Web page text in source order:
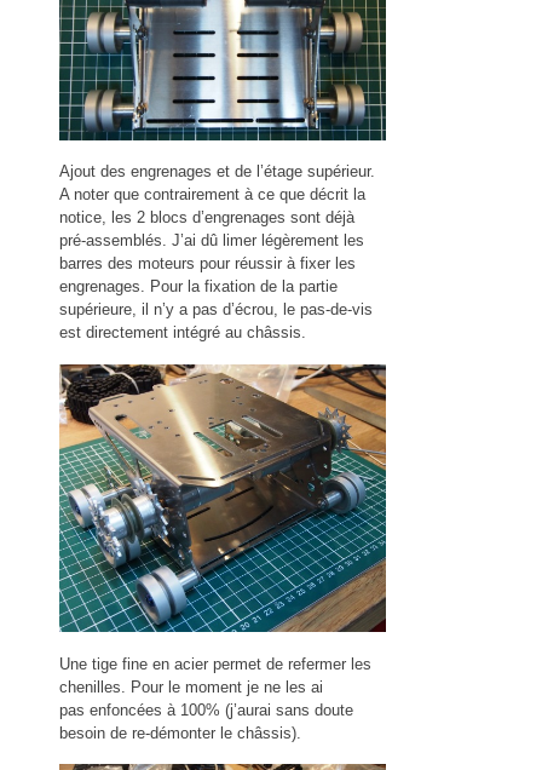
Ajout des engrenages et de l’étage supérieur.
A noter que contrairement à ce que décrit la
notice, les 2 blocs d’engrenages sont déjà
pré-assemblés. J’ai dû limer légèrement les
barres des moteurs pour réussir à fixer les
engrenages. Pour la fixation de la partie
supérieure, il n’y a pas d’écrou, le pas-de-vis
est directement intégré au châssis.
Une tige fine en acier permet de refermer les
chenilles. Pour le moment je ne les ai
pas enfoncées à 100% (j’aurai sans doute
besoin de re-démonter le châssis).